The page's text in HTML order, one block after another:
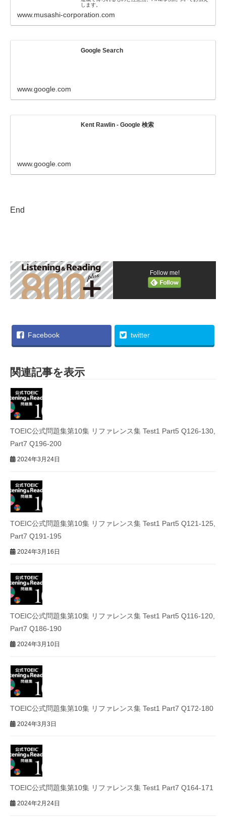
します。
www.musashi-corporation.com
Google Search
www.google.com
Kent Rawlin - Google 検索
www.google.com
End
Follow me!
Facebook twitter
関連記事を表示
TOEIC公式問題集第10集 リファレンス集 Test1 Part5 Q126-130,
Part7 Q196-200
2024年3月24日
TOEIC公式問題集第10集 リファレンス集 Test1 Part5 Q121-125,
Part7 Q191-195
2024年3月16日
TOEIC公式問題集第10集 リファレンス集 Test1 Part5 Q116-120,
Part7 Q186-190
2024年3月10日
TOEIC公式問題集第10集 リファレンス集 Test1 Part7 Q172-180
2024年3月3日
TOEIC公式問題集第10集 リファレンス集 Test1 Part7 Q164-171
2024年2月24日